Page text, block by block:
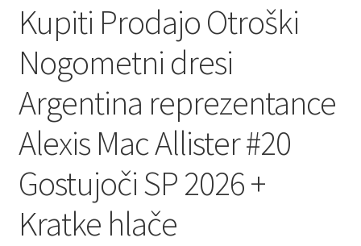
Kupiti Prodajo Otroški
Nogometni dresi
Argentina reprezentance
Alexis Mac Allister #20
Gostujoči SP 2026 +
Kratke hlače